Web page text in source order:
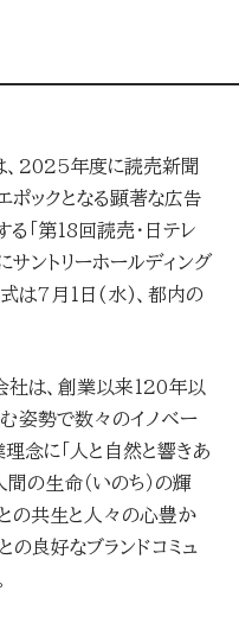
、2025年度に読売新聞
ポックとなる顕著な広告
「第18回読売・日テレ
サントリーホールディング
式は7月1日(水)、都内の
社は、創業以来120年以
姿勢で数々のイノベー
念に「人と自然と響きあ
の生命（いのち）の輝
との共生と人々の心豊か
の良好なブランドコミュ